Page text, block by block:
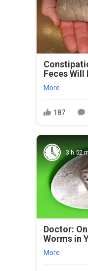
Feces Will
More
187
3 h 52
Doctor:
Worms in
More